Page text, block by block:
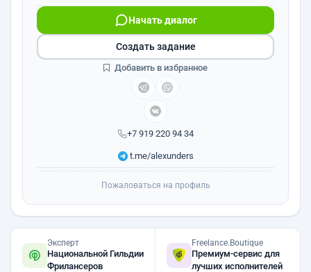
+7 919 220 94 34
Начать диалог
t.me/alexunders
Создать задание
Добавить в избранное
Пожаловаться на профиль
Эксперт
Национальной Гильдии
Фрилансеров
Freelance.Boutique
Премиум-сервис для
лучших исполнителей